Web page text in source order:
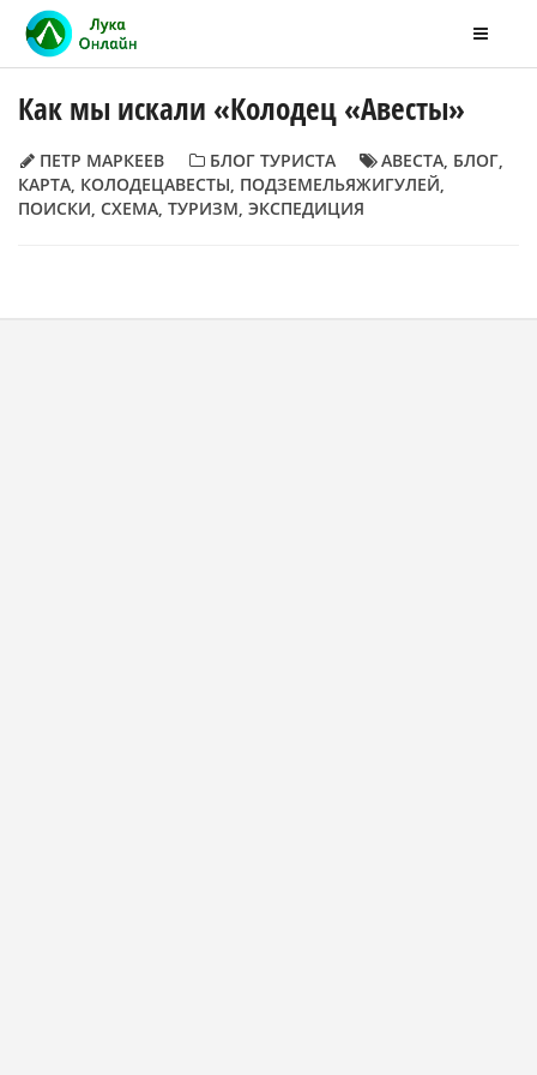
Как мы искали «Колодец «Авесты»
ПЕТР МАРКЕЕВ БЛОГ ТУРИСТА АВЕСТА, БЛОГ,
КАРТА, КОЛОДЕЦАВЕСТЫ, ПОДЗЕМЕЛЬЯЖИГУЛЕЙ,
ПОИСКИ, СХЕМА, ТУРИЗМ, ЭКСПЕДИЦИЯ